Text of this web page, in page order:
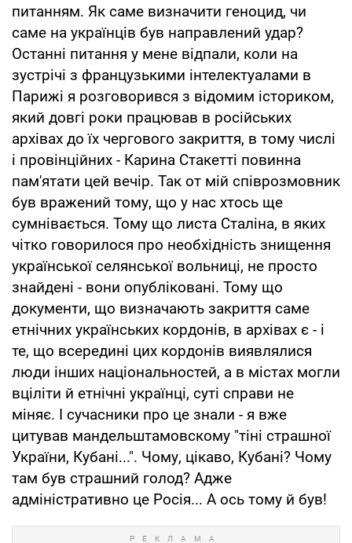
питанням. Як саме визначити геноцид, чи
саме на українців був направлений удар?
Останні питання у мене відпали, коли на
зустрічі з французькими інтелектуалами в
Парижі я розговорився з відомим істориком,
який довгі роки працював в російських
архівах до їх чергового закриття, в тому числі
і провінційних - Карина Стакетті повинна
пам'ятати цей вечір. Так от мій співрозмовник
був вражений тому, що у нас хтось ще
сумнівається. Тому що листа Сталіна, в яких
чітко говорилося про необхідність знищення
української селянської вольниці, не просто
знайдені - вони опубліковані. Тому що
документи, що визначають закриття саме
етнічних українських кордонів, в архівах є - і
те, що всередині цих кордонів виявлялися
люди інших національностей, а в містах могли
вціліти й етнічні українці, суті справи не
міняє. І сучасники про це знали - я вже
цитував мандельштамовскому "тіні страшної
України, Кубані...". Чому, цікаво, Кубані? Чому
там був страшний голод? Адже
адміністративно це Росія... А ось тому й був!